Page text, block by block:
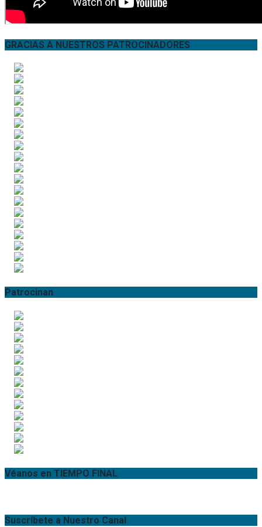
GRACIAS A NUESTROS PATROCINADORES
Patrocinan
Véanos en TIEMPO FINAL
Suscríbete a Nuestro Canal